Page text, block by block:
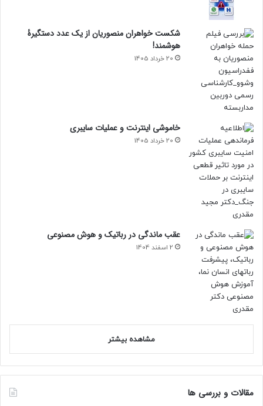
شکست خواهران منصوریان از یک عدد دستگیرۀ
هوشمند!
20 خرداد 1405
خاموشی اینترنت و عملیات سایبری
20 خرداد 1405
عقب ماندگی در رباتیک و هوش مصنوعی
2 اسفند 1404
مشاهده بیشتر
مقالات و بررسی ها